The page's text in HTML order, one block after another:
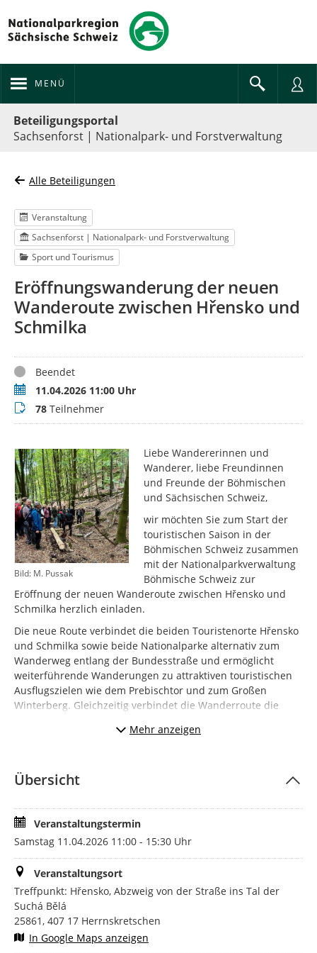
MENÜ
Beteiligungsportal
Sachsenforst | Nationalpark- und Forstverwaltung
Alle Beteiligungen
Veranstaltung
Sachsenforst | Nationalpark- und Forstverwaltung
Sport und Tourismus
Eröffnungswanderung der neuen
Wanderoute zwischen Hřensko und
Schmilka
StatusBeendet
Termin11.04.2026 11:00 Uhr
Teilnehmer
78 Teilnehmer
Bild: M. Pussak
Liebe Wandererinnen und
Wanderer, liebe Freundinnen
und Freunde der Böhmischen
und Sächsischen Schweiz,
wir möchten Sie zum Start der
touristischen Saison in der
Böhmischen Schweiz zusammen
mit der Nationalparkverwaltung
Böhmische Schweiz zur
Eröffnung der neuen Wanderoute zwischen Hřensko und
Schmilka herzlich einladen.
Die neue Route verbindet die beiden Touristenorte Hřensko
und Schmilka sowie beide Nationalparke alternativ zum
Wanderweg entlang der Bundesstraße und ermöglicht
weiterführende Wanderungen zu attraktiven touristischen
Ausflugszielen wie dem Prebischtor und zum Großen
Winterberg. Gleichzeitig verbindet die Wanderroute die
Schweiz mit unserem Erlebnispfad „Weg zur Wildnis“ im
Der überwiegende Teil des neuen Weges liegt auf dem
Gebiet des Nationalparks Böhmische Schweiz. Die
Gutachten erstellen, um die Beeinflussung von geschützten
Natura 2000 Schutzgütern auszuwerten. Im Ergebnis war es
möglich, eine neue grenzüberschreitende Route außerhalb
der Kernzonen zu eröffnen, da negative Einflüsse durch die
Umsetzung von minimierenden Maßnahmen, zu denen z.B.
ein Monitoring gehört, vermieden werden können.
Die Nationalparkverwaltung Böhmische Schweiz hat
verschiedene Geländearbeiten zur Schaffung eines gut
begehbaren Pfades verwirklicht.
Mehr anzeigen
Übersicht
Veranstaltungstermin
Samstag 11.04.2026 11:00 - 15:30 Uhr
Veranstaltungsort
Treffpunkt: Hřensko, Abzweig von der Straße ins Tal der
Suchá Bělá
25861, 407 17 Herrnskretschen
In Google Maps anzeigen